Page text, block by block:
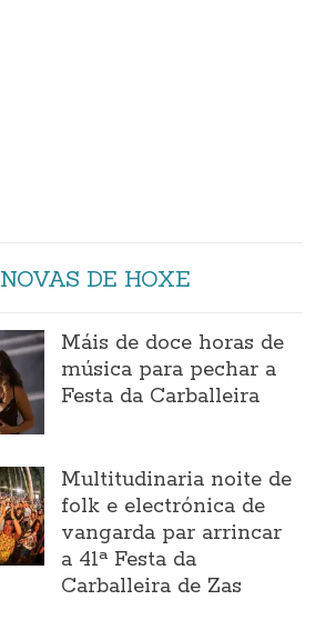
NOVAS DE HOXE
Máis de doce horas de
música para pechar a
Festa da Carballeira
Multitudinaria noite de
folk e electrónica de
vangarda par arrincar
a 41ª Festa da
Carballeira de Zas